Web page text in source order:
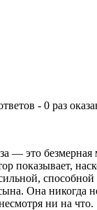
- 0 раз
— это
показывает,
Она никогда
ни на что.